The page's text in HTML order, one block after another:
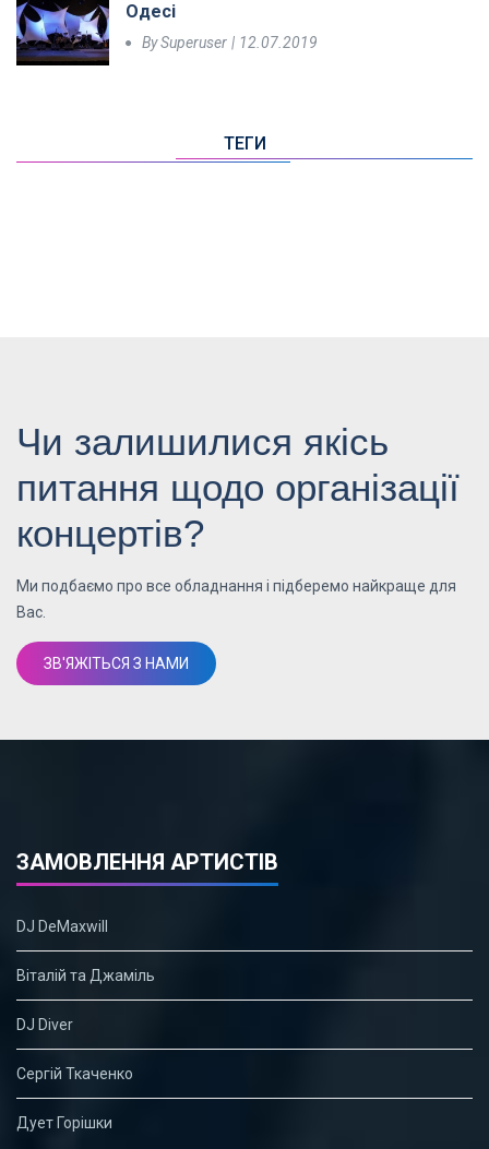
Одесі
BySuperuser 12.07.2019
ТЕГИ
Чи залишилися якісь
питання щодо організації
концертів?
Ми подбаємо про все обладнання і підберемо найкраще для
Вас.
ЗВ'ЯЖІТЬСЯ З НАМИ
ЗАМОВЛЕННЯ АРТИСТІВ
DJ DeMaxwill
Віталій та Джаміль
DJ Diver
Сергій Ткаченко
Дует Горішки